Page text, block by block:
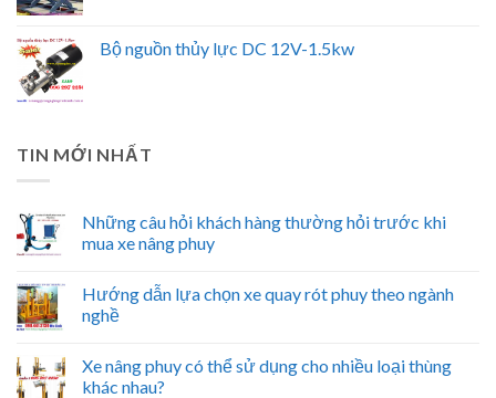
Bộ nguồn thủy lực DC 12V-1.5kw
TIN MỚI NHẤT
Những câu hỏi khách hàng thường hỏi trước khi
mua xe nâng phuy
Hướng dẫn lựa chọn xe quay rót phuy theo ngành
nghề
Xe nâng phuy có thể sử dụng cho nhiều loại thùng
khác nhau?